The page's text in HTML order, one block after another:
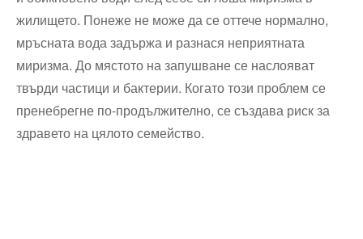
жилището. Понеже не може да се оттече нормално,
мръсната вода задържа и разнася неприятната
миризма. До мястото на запушване се наслояват
твърди частици и бактерии. Когато този проблем се
пренебрегне по-продължително, се създава риск за
здравето на цялото семейство.